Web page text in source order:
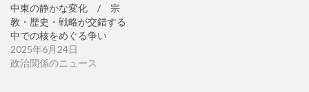
中東の静かな変化 / 宗
教・歴史・戦略が交錯する
中での核をめぐる争い
2025年6月24日
政治関係のニュース